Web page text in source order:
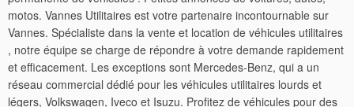
motos. Vannes Utilitaires est votre partenaire incontournable sur
Vannes. Spécialiste dans la vente et location de véhicules utilitaires
, notre équipe se charge de répondre à votre demande rapidement
et efficacement. Les exceptions sont Mercedes-Benz, qui a un
réseau commercial dédié pour les véhicules utilitaires lourds et
légers, Volkswagen, Iveco et Isuzu. Profitez de véhicules pour des